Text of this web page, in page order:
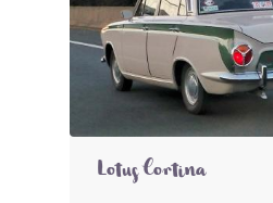
Lotus Cortina